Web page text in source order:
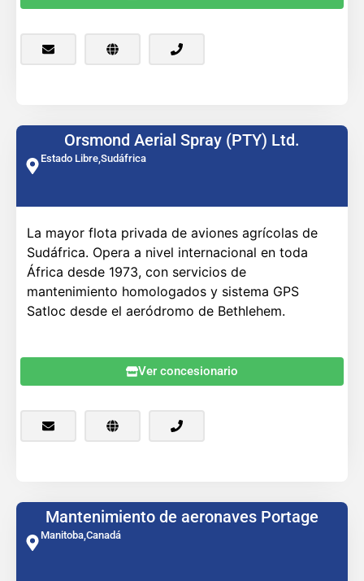
Orsmond Aerial Spray (PTY) Ltd.
Estado Libre, Sudáfrica
La mayor flota privada de aviones agrícolas de
Sudáfrica. Opera a nivel internacional en toda
África desde 1973, con servicios de
mantenimiento homologados y sistema GPS
Satloc desde el aeródromo de Bethlehem.
Ver concesionario
Mantenimiento de aeronaves Portage
Manitoba, Canadá